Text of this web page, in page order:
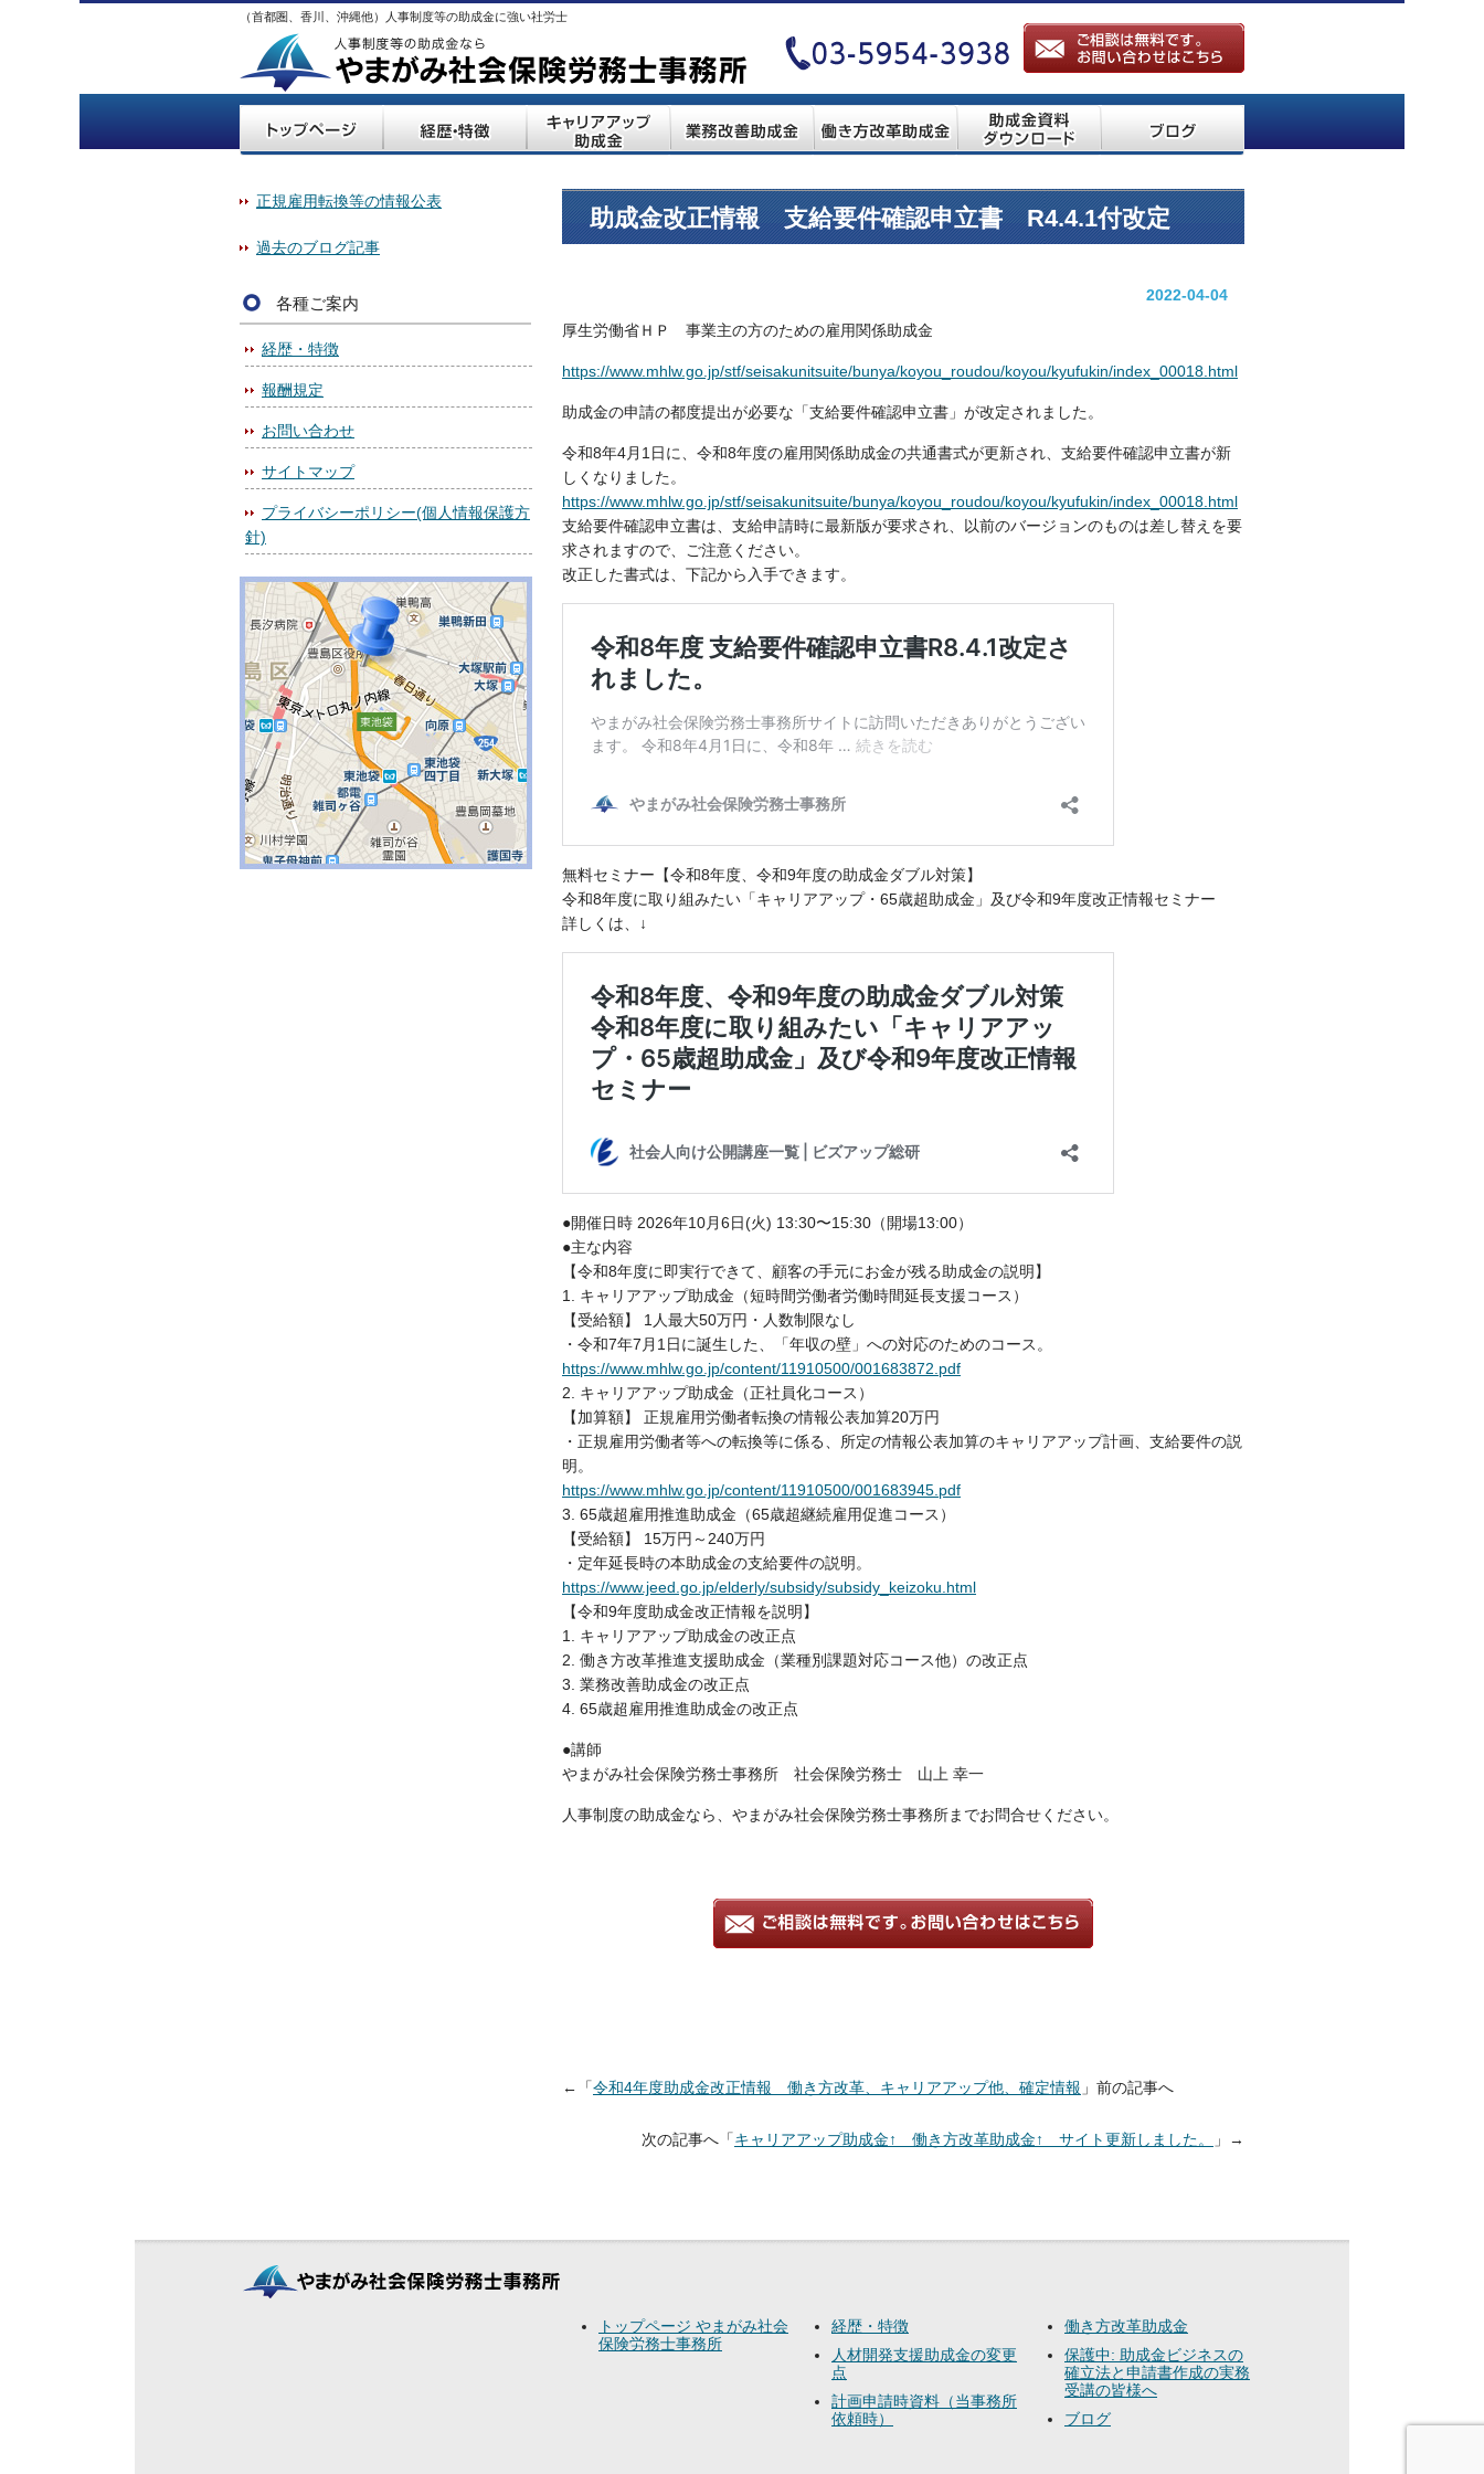
（首都圏、香川、沖縄他）人事制度等の助成金に強い社労士
助成金改正情報 支給要件確認申立書 R4.4.1付改定
2022-04-04
厚生労働省ＨＰ 事業主の方のための雇用関係助成金
https://www.mhlw.go.jp/stf/seisakunitsuite/bunya/koyou_roudou/koyou/kyufukin/index_00018.html
助成金の申請の都度提出が必要な「支給要件確認申立書」が改定されました。
令和8年4月1日に、令和8年度の雇用関係助成金の共通書式が更新され、支給要件確認申立書が新
しくなりました。
https://www.mhlw.go.jp/stf/seisakunitsuite/bunya/koyou_roudou/koyou/kyufukin/index_00018.html
支給要件確認申立書は、支給申請時に最新版が要求され、以前のバージョンのものは差し替えを要
求されますので、ご注意ください。
改正した書式は、下記から入手できます。
無料セミナー【令和8年度、令和9年度の助成金ダブル対策】
令和8年度に取り組みたい「キャリアアップ・65歳超助成金」及び令和9年度改正情報セミナー
詳しくは、↓
●開催日時 2026年10月6日(火) 13:30〜15:30（開場13:00）
●主な内容
【令和8年度に即実行できて、顧客の手元にお金が残る助成金の説明】
1. キャリアアップ助成金（短時間労働者労働時間延長支援コース）
【受給額】 1人最大50万円・人数制限なし
・令和7年7月1日に誕生した、「年収の壁」への対応のためのコース。
https://www.mhlw.go.jp/content/11910500/001683872.pdf
2. キャリアアップ助成金（正社員化コース）
【加算額】 正規雇用労働者転換の情報公表加算20万円
・正規雇用労働者等への転換等に係る、所定の情報公表加算のキャリアアップ計画、支給要件の説
明。
https://www.mhlw.go.jp/content/11910500/001683945.pdf
3. 65歳超雇用推進助成金（65歳超継続雇用促進コース）
【受給額】 15万円～240万円
・定年延長時の本助成金の支給要件の説明。
https://www.jeed.go.jp/elderly/subsidy/subsidy_keizoku.html
【令和9年度助成金改正情報を説明】
1. キャリアアップ助成金の改正点
2. 働き方改革推進支援助成金（業種別課題対応コース他）の改正点
3. 業務改善助成金の改正点
4. 65歳超雇用推進助成金の改正点
●講師
やまがみ社会保険労務士事務所 社会保険労務士 山上 幸一
人事制度の助成金なら、やまがみ社会保険労務士事務所までお問合せください。
←「令和4年度助成金改正情報 働き方改革、キャリアアップ他、確定情報 」前の記事へ
次の記事へ「キャリアアップ助成金↑ 働き方改革助成金↑ サイト更新しました。 」→
正規雇用転換等の情報公表
過去のブログ記事
各種ご案内
経歴・特徴
報酬規定
お問い合わせ
サイトマップ
プライバシーポリシー(個人情報保護方
針)
トップページ やまがみ社会
保険労務士事務所
経歴・特徴
人材開発支援助成金の変更
点
計画申請時資料（当事務所
依頼時）
働き方改革助成金
保護中: 助成金ビジネスの
確立法と申請書作成の実務
受講の皆様へ
ブログ